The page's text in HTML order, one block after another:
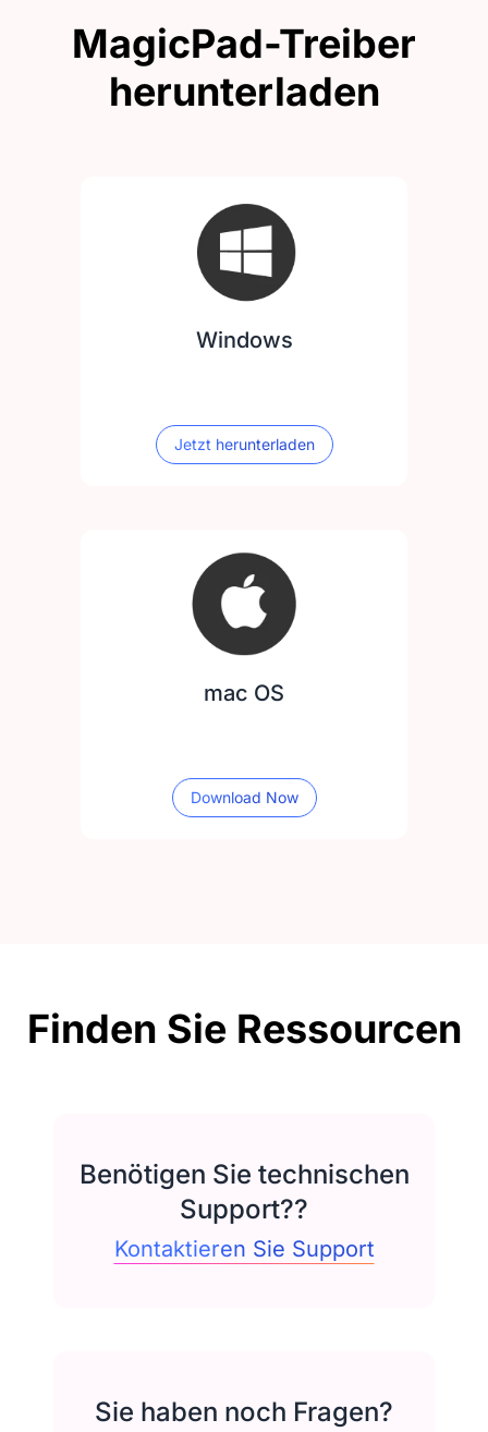
MagicPad-Treiber
herunterladen
Windows
Jetzt herunterladen
mac OS
Download Now
Finden Sie Ressourcen
Benötigen Sie technischen
Support??
Kontaktieren Sie Support
Sie haben noch Fragen?